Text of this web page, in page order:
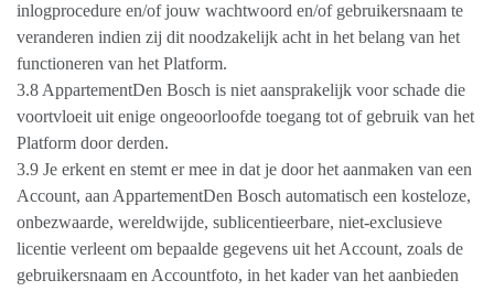
inlogprocedure en/of jouw wachtwoord en/of gebruikersnaam te
veranderen indien zij dit noodzakelijk acht in het belang van het
functioneren van het Platform.
3.8 AppartementDen Bosch is niet aansprakelijk voor schade die
voortvloeit uit enige ongeoorloofde toegang tot of gebruik van het
Platform door derden.
3.9 Je erkent en stemt er mee in dat je door het aanmaken van een
Account, aan AppartementDen Bosch automatisch een kosteloze,
onbezwaarde, wereldwijde, sublicentieerbare, niet-exclusieve
licentie verleent om bepaalde gegevens uit het Account, zoals de
gebruikersnaam en Accountfoto, in het kader van het aanbieden